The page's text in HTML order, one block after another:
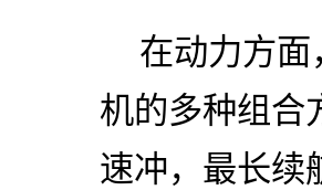
在动力方
机的多种组合
速冲，最长续